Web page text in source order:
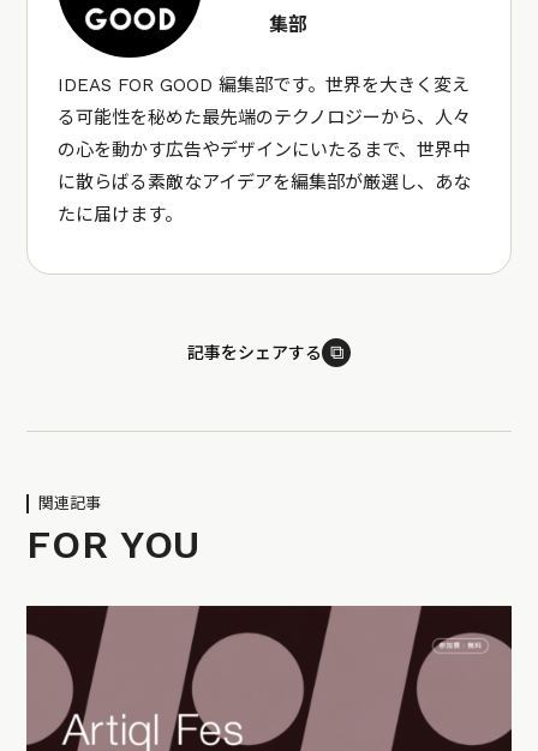
集部
IDEAS FOR GOOD 編集部です。世界を大きく変え
る可能性を秘めた最先端のテクノロジーから、人々
の心を動かす広告やデザインにいたるまで、世界中
に散らばる素敵なアイデアを編集部が厳選し、あな
たに届けます。
記事をシェアする ⧉
関連記事
FOR YOU